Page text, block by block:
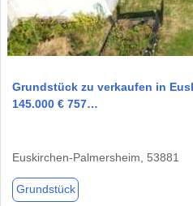
Grundstück zu verkaufen in
145.000 € 757…
Euskirchen-Palmersheim, 53881
Grundstück